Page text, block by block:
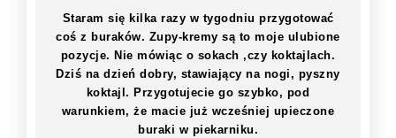
Staram się kilka razy w tygodniu przygotować
coś z buraków. Zupy-kremy są to moje ulubione
pozycje. Nie mówiąc o sokach ,czy koktajlach.
Dziś na dzień dobry, stawiający na nogi, pyszny
koktajl. Przygotujecie go szybko, pod
warunkiem, że macie już wcześniej upieczone
buraki w piekarniku.